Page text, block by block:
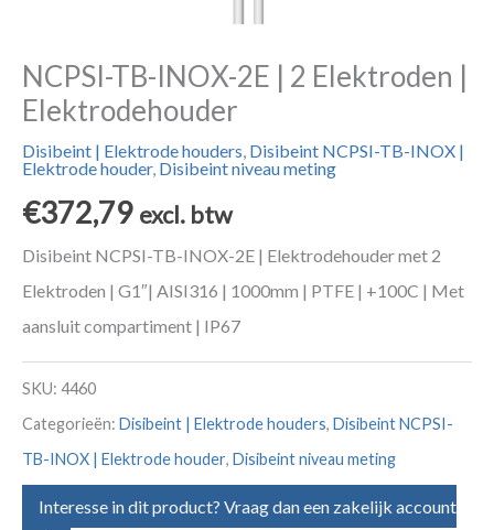
NCPSI-TB-INOX-2E | 2 Elektroden |
Elektrodehouder
Disibeint | Elektrode houders, Disibeint NCPSI-TB-INOX |
Elektrode houder, Disibeint niveau meting
€372,79 excl. btw
Disibeint NCPSI-TB-INOX-2E | Elektrodehouder met 2
Elektroden | G1″| AISI316 | 1000mm | PTFE | +100C | Met
aansluit compartiment | IP67
SKU: 4460
Categorieën: Disibeint | Elektrode houders, Disibeint NCPSI-
TB-INOX | Elektrode houder, Disibeint niveau meting
Interesse in dit product? Vraag dan een zakelijk account